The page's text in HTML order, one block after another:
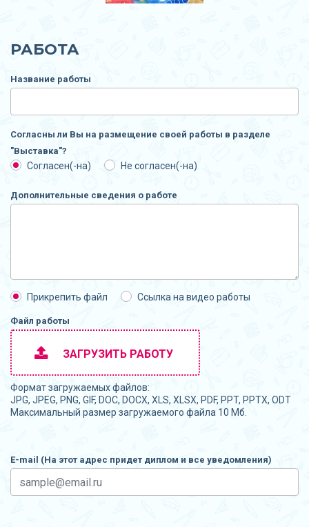
РАБОТА
Название работы
Согласны ли Вы на размещение своей работы в разделе
"Выставка"?
Согласен(-на) Не согласен(-на)
Дополнительные сведения о работе
Прикрепить файл Ссылка на видео работы
Файл работы
ЗАГРУЗИТЬ РАБОТУ
Формат загружаемых файлов:
JPG, JPEG, PNG, GIF, DOC, DOCX, XLS, XLSX, PDF, PPT, PPTX, ODT
Максимальный размер загружаемого файла 10 Мб.
E-mail (На этот адрес придет диплом и все уведомления)